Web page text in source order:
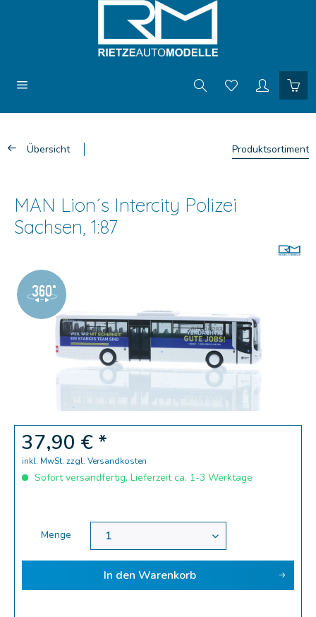
Übersicht Produktsortiment
MAN Lion´s Intercity Polizei
Sachsen, 1:87
37,90 € *
inkl. MwSt. zzgl. Versandkosten
Sofort versandfertig, Lieferzeit ca. 1-3 Werktage
Menge
In den Warenkorb